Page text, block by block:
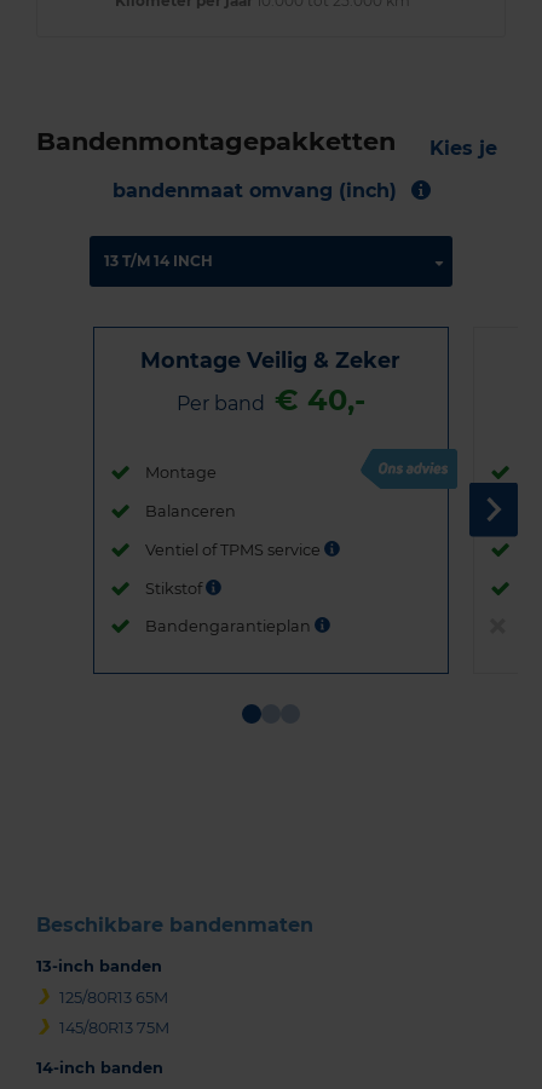
Bandenmontagepakketten
Kies je
bandenmaat omvang (inch)
Montage Veilig & Zeker
Per band € 40,-
Montage
Balanceren
Ventiel of TPMS service
Stikstof
Bandengarantieplan
Beschikbare bandenmaten
13-inch banden
125/80R13 65M
145/80R13 75M
14-inch banden